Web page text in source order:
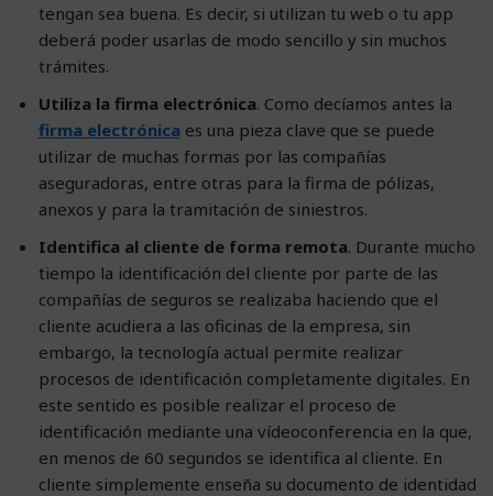
tengan sea buena. Es decir, si utilizan tu web o tu app
deberá poder usarlas de modo sencillo y sin muchos
trámites.
Utiliza la firma electrónica. Como decíamos antes la
firma electrónica es una pieza clave que se puede
utilizar de muchas formas por las compañías
aseguradoras, entre otras para la firma de pólizas,
anexos y para la tramitación de siniestros.
Identifica al cliente de forma remota. Durante mucho
tiempo la identificación del cliente por parte de las
compañías de seguros se realizaba haciendo que el
cliente acudiera a las oficinas de la empresa, sin
embargo, la tecnología actual permite realizar
procesos de identificación completamente digitales. En
este sentido es posible realizar el proceso de
identificación mediante una vídeoconferencia en la que,
en menos de 60 segundos se identifica al cliente. En
cliente simplemente enseña su documento de identidad